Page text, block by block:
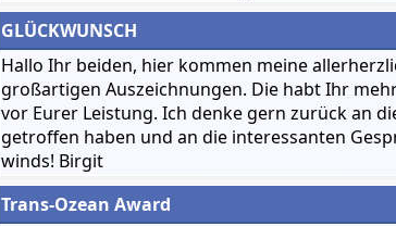
GLÜCKWUNSCH
Hallo Ihr beiden, hier kommen meine
großartigen Auszeichnungen. Die habt Ihr
vor Eurer Leistung. Ich denke gern zurück an
getroffen haben und an die interessanten
winds! Birgit
Trans-Ozean Award